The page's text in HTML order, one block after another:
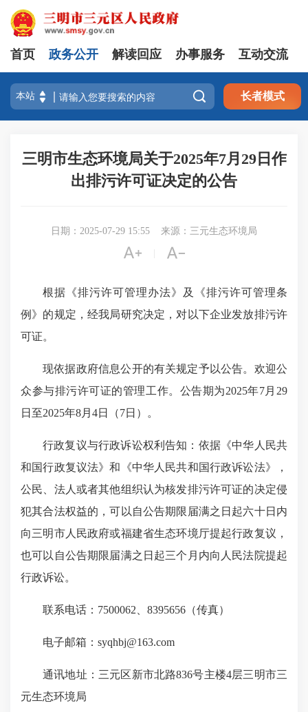
首页 政务公开 解读回应 办事服务 互动交流
 长者模式
三明市生态环境局关于2025年7月29日作
出排污许可证决定的公告
日期：2025-07-29 15:55 来源：三元生态环境局
 
根据《排污许可管理办法》及《排污许可管理条
例》的规定，经我局研究决定，对以下企业发放排污许
可证。
现依据政府信息公开的有关规定予以公告。欢迎公
众参与排污许可证的管理工作。公告期为2025年7月29
日至2025年8月4日（7日）。
行政复议与行政诉讼权利告知：依据《中华人民共
和国行政复议法》和《中华人民共和国行政诉讼法》，
公民、法人或者其他组织认为核发排污许可证的决定侵
犯其合法权益的，可以自公告期限届满之日起六十日内
向三明市人民政府或福建省生态环境厅提起行政复议，
也可以自公告期限届满之日起三个月内向人民法院提起
行政诉讼。
联系电话：7500062、8395656（传真）
电子邮箱：syqhbj@163.com
通讯地址：三元区新市北路836号主楼4层三明市三
元生态环境局